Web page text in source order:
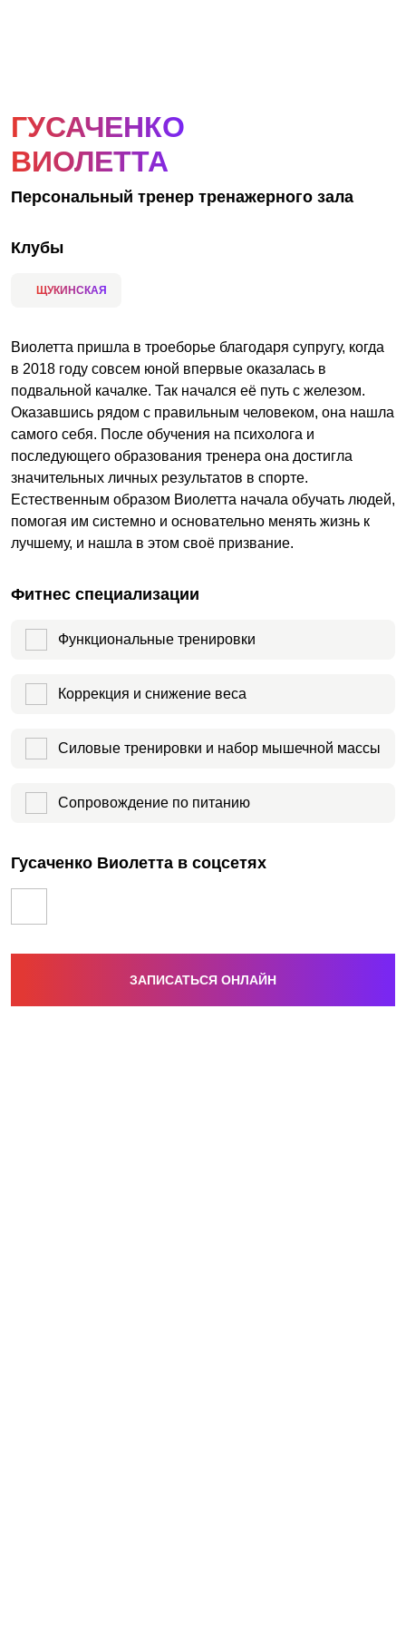
ГУСАЧЕНКО
ВИОЛЕТТА
Персональный тренер тренажерного зала
Клубы
ЩУКИНСКАЯ
Виолетта пришла в троеборье благодаря супругу, когда
в 2018 году совсем юной впервые оказалась в
подвальной качалке. Так начался её путь с железом.
Оказавшись рядом с правильным человеком, она нашла
самого себя. После обучения на психолога и
последующего образования тренера она достигла
значительных личных результатов в спорте.
Естественным образом Виолетта начала обучать людей,
помогая им системно и основательно менять жизнь к
лучшему, и нашла в этом своё призвание.
Фитнес специализации
Функциональные тренировки
Коррекция и снижение веса
Силовые тренировки и набор мышечной массы
Сопровождение по питанию
Гусаченко Виолетта в соцсетях
ЗАПИСАТЬСЯ ОНЛАЙН